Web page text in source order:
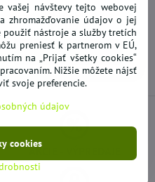
SKLADOM
84,05 €
Do košíka
AKCIE - VÝPREDAJE
vašej návštevy tejto webovej
zhromažďovanie údajov o jej
použiť nástroje a služby tretích
preniesť k partnerom v EÚ,
na „Prijať všetky cookies“
Nižšie môžete nájsť
svoje preferencie.
údajov
cookies